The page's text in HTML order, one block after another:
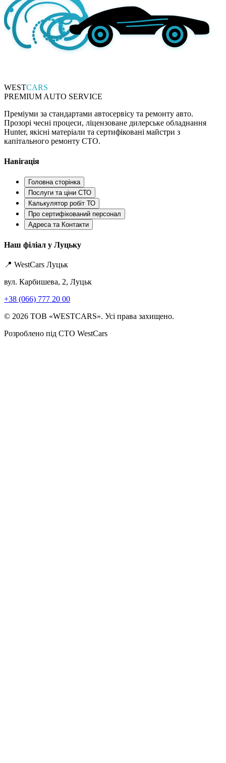
WESTCARS
PREMIUM AUTO SERVICE
Преміуми за стандартами автосервісу та ремонту авто.
Прозорі чесні процеси, ліцензоване дилерське обладнання
Hunter, якісні матеріали та сертифіковані майстри з
капітального ремонту СТО.
Навігація
Головна сторінка
Послуги та ціни СТО
Калькулятор робіт ТО
Про сертифікований персонал
Адреса та Контакти
Наш філіал у Луцьку
📍 WestCars Луцьк
вул. Карбишева, 2, Луцьк
+38 (066) 777 20 00
© 2026 ТОВ «WESTCARS». Усі права захищено.
Розроблено під СТО WestCars